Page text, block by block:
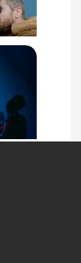
connexion
débit. Une
connectée
2
ce
en
4K peut
X-H2 :